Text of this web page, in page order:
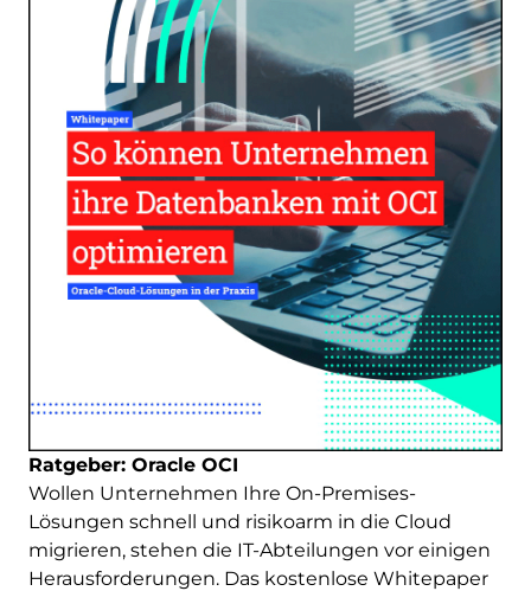
Ratgeber: Oracle OCI
Wollen Unternehmen Ihre On-Premises-
Lösungen schnell und risikoarm in die Cloud
migrieren, stehen die IT-Abteilungen vor einigen
Herausforderungen. Das kostenlose Whitepaper